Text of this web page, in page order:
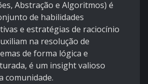
Abstração e Algoritmos) é
de habilidades
e estratégias de raciocínio
na resolução de
de forma lógica e
é um insight valioso
comunidade.